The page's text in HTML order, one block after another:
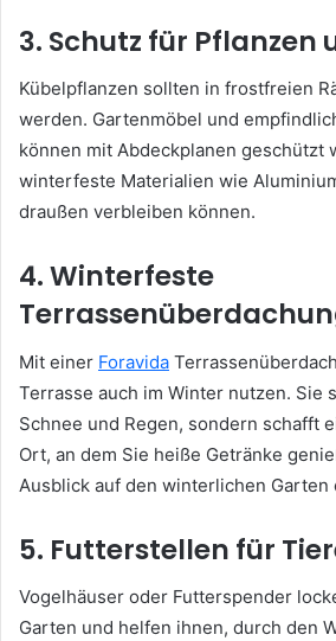
3. Schutz für Pflanzen
Kübelpflanzen sollten in frostfreien
werden. Gartenmöbel und
können mit Abdeckplanen geschützt
winterfeste Materialien wie
draußen verbleiben können.
4. Winterfeste
Mit einer Foravida
Terrasse auch im Winter nutzen. Sie
Schnee und Regen, sondern schafft
Ort, an dem Sie heiße Getränke
Ausblick auf den winterlichen Garten
5. Futterstellen für
Vogelhäuser oder Futterspender
Garten und helfen ihnen, durch den